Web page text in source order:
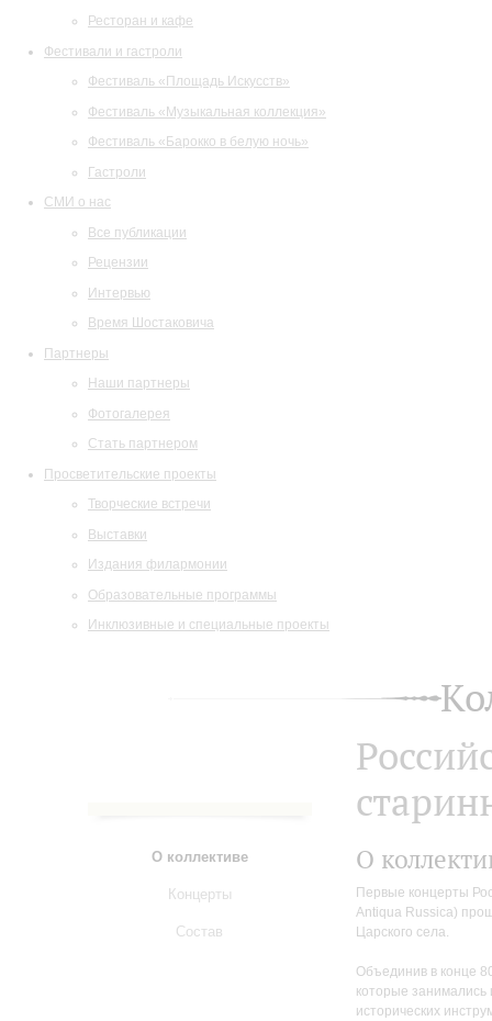
Ресторан и кафе
Фестивали и гастроли
Фестиваль «Площадь Искусств»
Фестиваль «Музыкальная коллекция»
Фестиваль «Барокко в белую ночь»
Гастроли
СМИ о нас
Все публикации
Рецензии
Интервью
Время Шостаковича
Партнеры
Наши партнеры
Фотогалерея
Стать партнером
Просветительские проекты
Творческие встречи
Выставки
Издания филармонии
Образовательные программы
Инклюзивные и специальные проекты
О коллективе
Концерты
Состав
О
Первые концерты
Antiqua Russica)
Царского села.
Объединив в конце
которые занимались
исторических